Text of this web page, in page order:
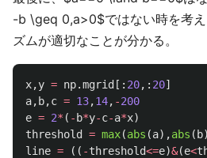
-b \geq 0,a>0$ではない時を考え
ズムが適切なことが分かる。
x,y = np.mgrid [: 20,: 20]
a, b,c = 13,14, -200
e = 2* ( - b*y-c-a*x)
threshold
= max(abs (a),abs ( b
line = (( -threshold<=e)&(e<